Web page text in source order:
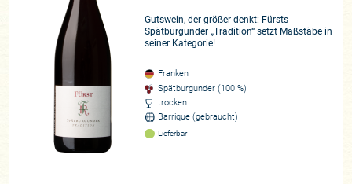
Gutswein, der größer denkt: Fürsts
Spätburgunder „Tradition“ setzt Maßstäbe in
seiner Kategorie!
Franken
Spätburgunder (100 %)
trocken
Barrique (gebraucht)
Lieferbar